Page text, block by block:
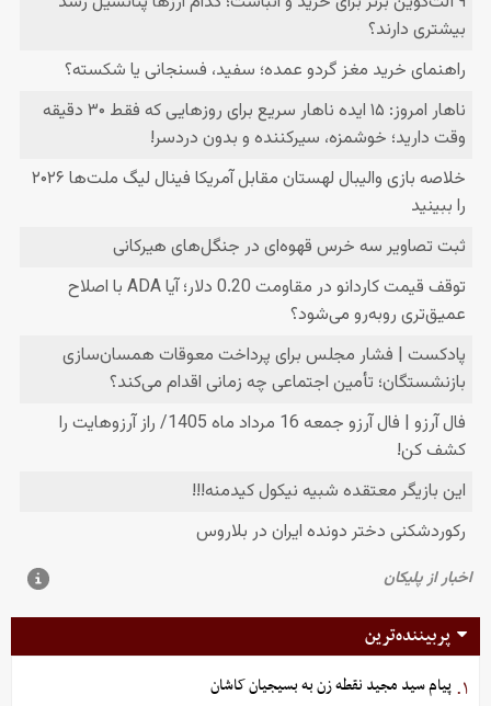
پربیننده‌ترین
۱. پیام سید مجید نقطه زن به بسیجیان کاشان